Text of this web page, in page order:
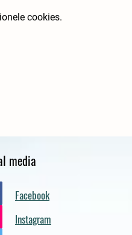
cookies.
media
Facebook
Instagram